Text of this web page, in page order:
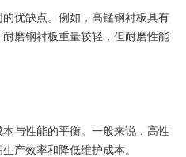
优缺点。例如，高锰钢衬板具有
磨钢衬板重量较轻，但耐磨性能
与性能的平衡。一般来说，高性
产效率和降低维护成本。